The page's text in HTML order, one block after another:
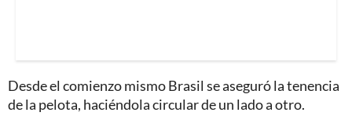
Desde el comienzo mismo Brasil se aseguró la tenencia
de la pelota, haciéndola circular de un lado a otro.